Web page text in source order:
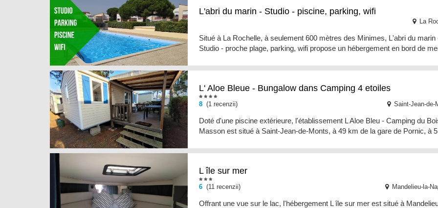
L'abri du marin - Studio - piscine, parking, wifi
La
Situé à La Rochelle, à seulement 600 mètres des Minimes, L'abri du marin
Studio - proche plage, parking, wifi propose un hébergement en bord de
L' Aloe Bleue - Bungalow dans Camping 4 etoiles
8 (1 recenzii) Saint-Jean-de-
Doté d'une piscine extérieure, l'établissement L Aloe Bleu - Camping du
Masson est situé à Saint-Jean-de-Monts, à 49 km de la gare de Pornic, à 5
L île sur mer
6 (11 recenzii) Mandelieu-la-
Offrant une vue sur le lac, l'hébergement L île sur mer est situé à